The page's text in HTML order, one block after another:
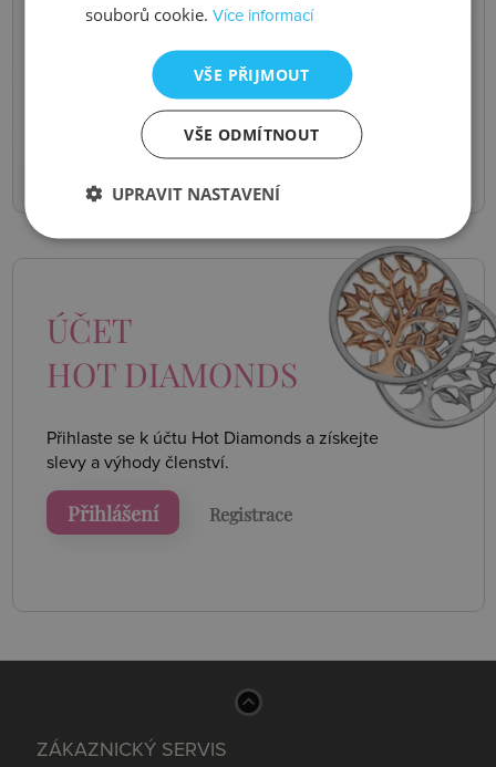
Pošleme vám je do e-mailu.
Odeslat
ÚČET
HOT DIAMONDS
Přihlaste se k účtu Hot Diamonds a získejte
slevy a výhody členství.
Přihlášení Registrace
ZÁKAZNICKÝ SERVIS
souborů cookie.Více informací
VŠE PŘIJMOUT
VŠE ODMÍTNOUT
UPRAVIT NASTAVENÍ